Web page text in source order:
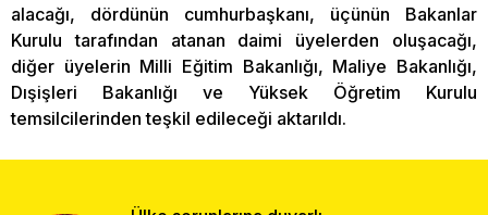
alacağı, dördünün cumhurbaşkanı, üçünün Bakanlar
Kurulu tarafından atanan daimi üyelerden oluşacağı,
diğer üyelerin Milli Eğitim Bakanlığı, Maliye Bakanlığı,
Dışişleri Bakanlığı ve Yüksek Öğretim Kurulu
temsilcilerinden teşkil edileceği aktarıldı.